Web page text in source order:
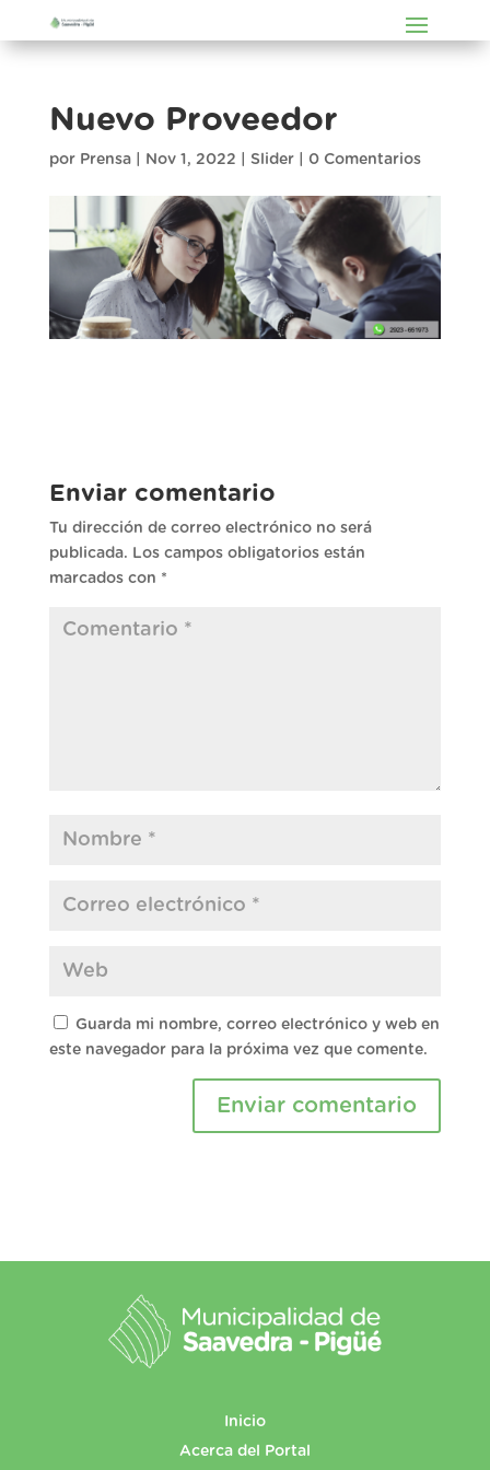
Nuevo Proveedor
por Prensa| Nov 1, 2022 Slider| 0 Comentarios
Enviar comentario
Tu dirección de correo electrónico no será
publicada. Los campos obligatorios están
marcados con *
Guarda mi nombre, correo electrónico y web en
este navegador para la próxima vez que comente.
Inicio
Acerca del Portal